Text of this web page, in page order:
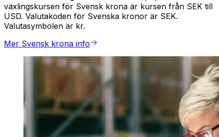
växlingskursen för Svensk krona är kursen från SEK till
USD. Valutakoden för Svenska kronor är SEK.
Valutasymbolen är kr.
Mer Svensk krona info